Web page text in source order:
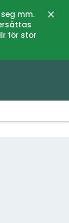
mm.
för stor